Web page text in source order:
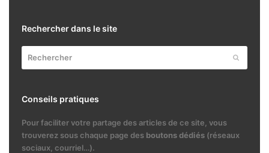
Rechercher dans le site
Conseils pratiques
Pour faciliter votre partage des articles de ce site, vous
trouverez sous chaque page des boutons dédiés(réseaux
sociaux, courriel…).